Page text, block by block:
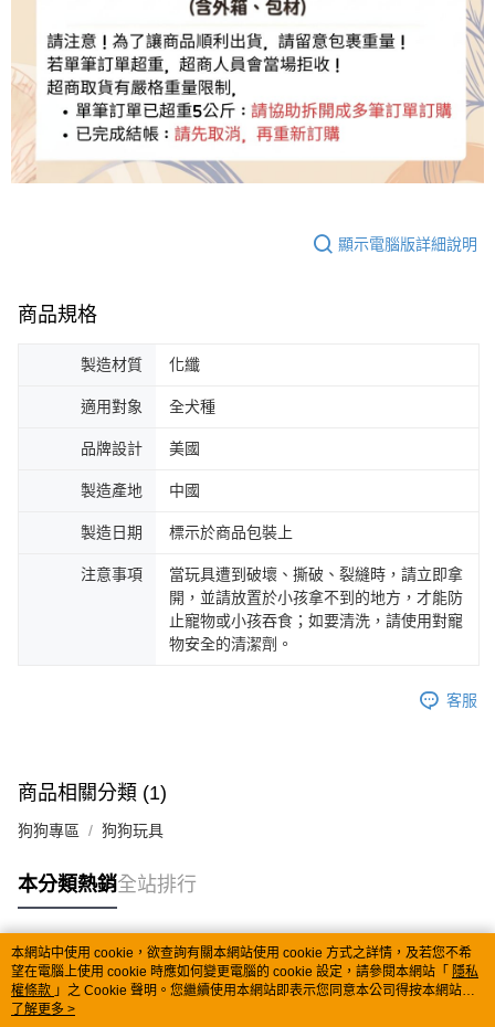
顯示電腦版詳細說明
商品規格
製造材質 化纖
適用對象 全犬種
品牌設計 美國
製造產地 中國
製造日期 標示於商品包裝上
注意事項
當玩具遭到破壞、撕破、裂縫時，請立即拿
開，並請放置於小孩拿不到的地方，才能防
止寵物或小孩吞食；如要清洗，請使用對寵
物安全的清潔劑。
客服
商品相關分類 (1)
狗狗專區 狗狗玩具
本分類熱銷全站排行
熱門標籤
本網站中使用 cookie，欲查詢有關本網站使用 cookie 方式之詳情，及若您不希
望在電腦上使用 cookie 時應如何變更電腦的 cookie 設定，請參閱本網站「 隱私
權條款 」之 Cookie 聲明。您繼續使用本網站即表示您同意本公司得按本網站使
用條款之 Cookie 聲明使用 cookie。
了解更多 >